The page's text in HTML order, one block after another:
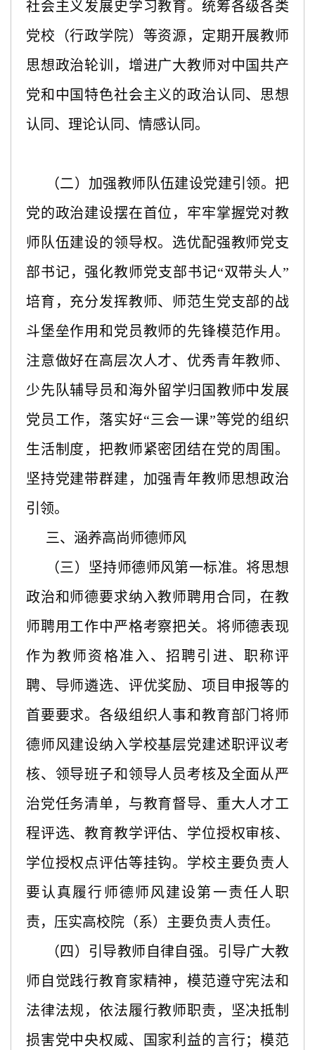
社会主义发展史学习教育。统筹各级各类
党校（行政学院）等资源，定期开展教师
思想政治轮训，增进广大教师对中国共产
党和中国特色社会主义的政治认同、思想
认同、理论认同、情感认同。
（二）加强教师队伍建设党建引领。把
党的政治建设摆在首位，牢牢掌握党对教
师队伍建设的领导权。选优配强教师党支
部书记，强化教师党支部书记“双带头人”
培育，充分发挥教师、师范生党支部的战
斗堡垒作用和党员教师的先锋模范作用。
注意做好在高层次人才、优秀青年教师、
少先队辅导员和海外留学归国教师中发展
党员工作，落实好“三会一课”等党的组织
生活制度，把教师紧密团结在党的周围。
坚持党建带群建，加强青年教师思想政治
引领。
三、涵养高尚师德师风
（三）坚持师德师风第一标准。将思想
政治和师德要求纳入教师聘用合同，在教
师聘用工作中严格考察把关。将师德表现
作为教师资格准入、招聘引进、职称评
聘、导师遴选、评优奖励、项目申报等的
首要要求。各级组织人事和教育部门将师
德师风建设纳入学校基层党建述职评议考
核、领导班子和领导人员考核及全面从严
治党任务清单，与教育督导、重大人才工
程评选、教育教学评估、学位授权审核、
学位授权点评估等挂钩。学校主要负责人
要认真履行师德师风建设第一责任人职
责，压实高校院（系）主要负责人责任。
（四）引导教师自律自强。引导广大教
师自觉践行教育家精神，模范遵守宪法和
法律法规，依法履行教师职责，坚决抵制
损害党中央权威、国家利益的言行；模范